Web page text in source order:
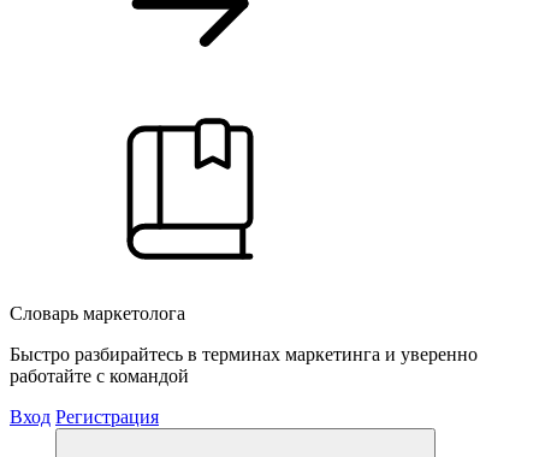
Словарь маркетолога
Быстро разбирайтесь в терминах маркетинга и уверенно
работайте с командой
Вход Регистрация